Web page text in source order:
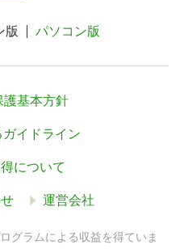
版 パソコン版
護基本方針
イドライン
について
運営会社
グラムによる収益を得ていま